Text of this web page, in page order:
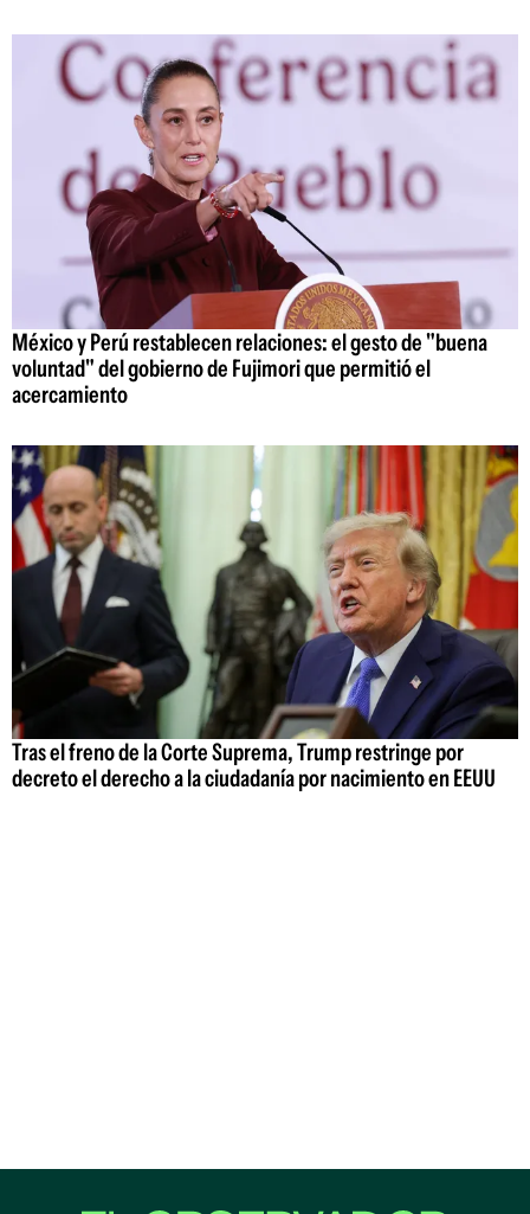
México y Perú restablecen relaciones: el gesto de "buena
voluntad" del gobierno de Fujimori que permitió el
acercamiento
Tras el freno de la Corte Suprema, Trump restringe por
decreto el derecho a la ciudadanía por nacimiento en EEUU